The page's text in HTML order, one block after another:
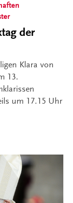
der
Klara von
13.
um 17.15 Uhr